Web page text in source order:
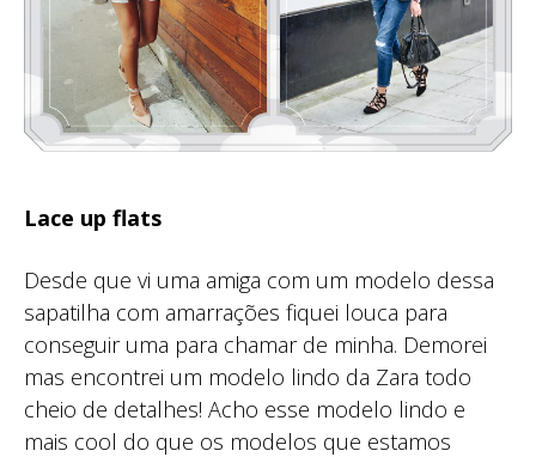
Lace up flats
Desde que vi uma amiga com um modelo dessa
sapatilha com amarrações fiquei louca para
conseguir uma para chamar de minha. Demorei
mas encontrei um modelo lindo da Zara todo
cheio de detalhes! Acho esse modelo lindo e
mais cool do que os modelos que estamos